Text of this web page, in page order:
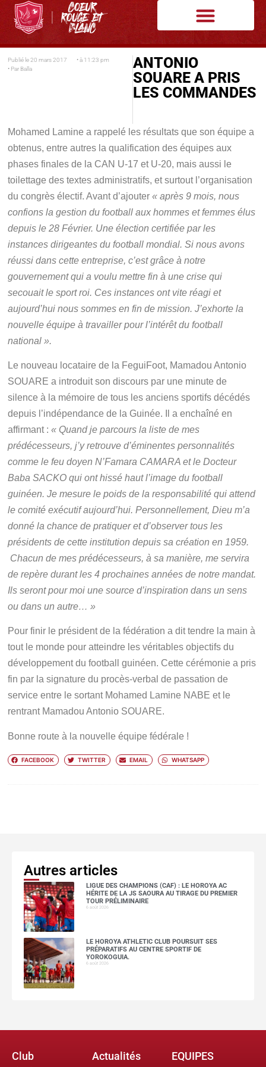
Publié le 20 mars 2017 • à 11:23 pm
• Par Balla
ANTONIO
SOUARE A PRIS
LES COMMANDES
Mohamed Lamine a rappelé les résultats que son équipe a
obtenus, entre autres la qualification des équipes aux
phases finales de la CAN U-17 et U-20, mais aussi le
toilettage des textes administratifs, et surtout l’organisation
du congrès électif. Avant d’ajouter« après 9 mois, nous
confions la gestion du football aux hommes et femmes élus
depuis le 28 Février. Une élection certifiée par les
instances dirigeantes du football mondial. Si nous avons
réussi dans cette entreprise, c’est grâce à notre
gouvernement qui a voulu mettre fin à une crise qui
secouait le sport roi. Ces instances ont vite réagi et
aujourd’hui nous sommes en fin de mission. J’exhorte la
nouvelle équipe à travailler pour l’intérêt du football
national ».
Le nouveau locataire de la FeguiFoot, Mamadou Antonio
SOUARE a introduit son discours par une minute de
silence à la mémoire de tous les anciens sportifs décédés
depuis l’indépendance de la Guinée. Il a enchaîné en
affirmant :« Quand je parcours la liste de mes
prédécesseurs, j’y retrouve d’éminentes personnalités
comme le feu doyen N’Famara CAMARA et le Docteur
Baba SACKO qui ont hissé haut l’image du football
guinéen. Je mesure le poids de la responsabilité qui attend
le comité exécutif aujourd’hui. Personnellement, Dieu m’a
donné la chance de pratiquer et d’observer tous les
présidents de cette institution depuis sa création en 1959.
Chacun de mes prédécesseurs, à sa manière, me servira
de repère durant les 4 prochaines années de notre mandat.
Ils seront pour moi une source d’inspiration dans un sens
ou dans un autre… »
Pour finir le président de la fédération a dit tendre la main à
tout le monde pour atteindre les véritables objectifs du
développement du football guinéen. Cette cérémonie a pris
fin par la signature du procès-verbal de passation de
service entre le sortant Mohamed Lamine NABE et le
rentrant Mamadou Antonio SOUARE.
Bonne route à la nouvelle équipe fédérale !
FACEBOOK TWITTER EMAIL WHATSAPP
Autres articles
LIGUE DES CHAMPIONS (CAF) : LE HOROYA AC
HÉRITE DE LA JS SAOURA AU TIRAGE DU PREMIER
TOUR PRÉLIMINAIRE
6 août 2026
LE HOROYA ATHLETIC CLUB POURSUIT SES
PRÉPARATIFS AU CENTRE SPORTIF DE
YOROKOGUIA.
6 août 2026
Club Actualités EQUIPES